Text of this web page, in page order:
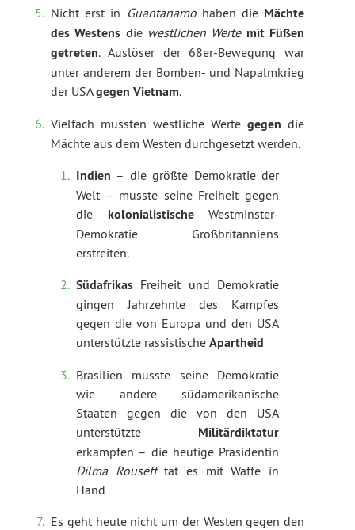
Nicht erst in Guantanamohaben die Mächte
des Westens die westlichen Wertemit Füßen
getreten. Auslöser der 68er-Bewegung war
unter anderem der Bomben- und Napalmkrieg
der USAgegen Vietnam.
Vielfach mussten westliche Werte gegen die
Mächte aus dem Westen durchgesetzt werden.
Indien – die größte Demokratie der
Welt – musste seine Freiheit gegen
die kolonialistischeWestminster-
Demokratie Großbritanniens
erstreiten.
Südafrikas Freiheit und Demokratie
gingen Jahrzehnte des Kampfes
gegen die von Europa und den USA
unterstützte rassistische Apartheid
Brasilien musste seine Demokratie
wie andere südamerikanische
Staaten gegen die von den USA
unterstützte Militärdiktatur
erkämpfen – die heutige Präsidentin
Dilma Rousefftat es mit Waffe in
Hand
Es geht heute nicht um der Westen gegen den